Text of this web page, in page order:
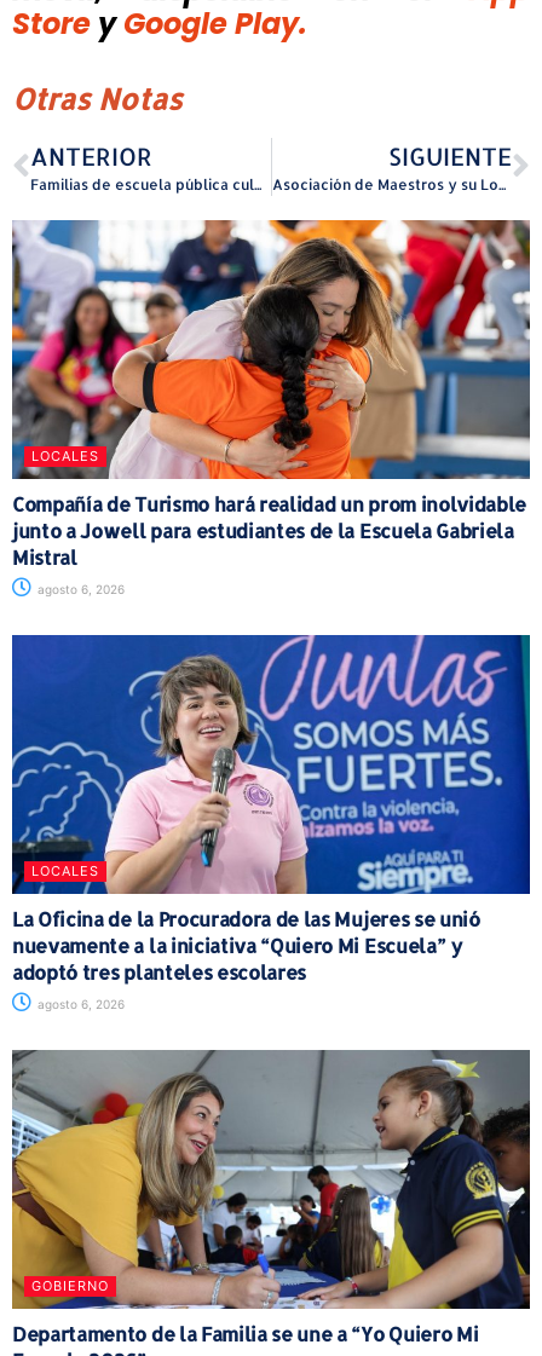
Store y Google Play.
Otras Notas
ANTERIOR
Familias de escuela pública culminan programa que fortalece su rol como agentes de cambio en la educación pública
SIGUIENTE
Asociación de Maestros y su Local Sindical presentan exigencias del magisterio a la gobernadora y logran apertura al diálogo sobre justicia magisterial
LOCALES
Compañía de Turismo hará realidad un prom inolvidable
junto a Jowell para estudiantes de la Escuela Gabriela
Mistral
agosto 6, 2026
LOCALES
La Oficina de la Procuradora de las Mujeres se unió
nuevamente a la iniciativa “Quiero Mi Escuela” y
adoptó tres planteles escolares
agosto 6, 2026
GOBIERNO
Departamento de la Familia se une a “Yo Quiero Mi